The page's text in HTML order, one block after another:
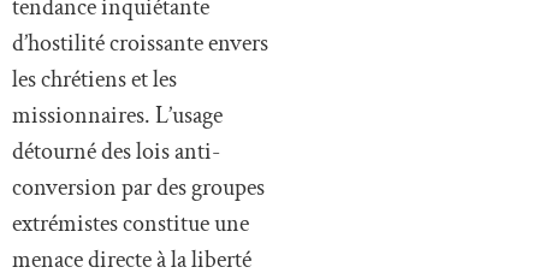
tendance inquiétante
d’hostilité croissante envers
les chrétiens et les
missionnaires. L’usage
détourné des lois anti-
conversion par des groupes
extrémistes constitue une
menace directe à la liberté